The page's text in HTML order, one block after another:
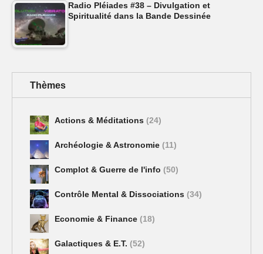
Radio Pléiades #38 – Divulgation et
Spiritualité dans la Bande Dessinée
Thèmes
Actions & Méditations (24)
Archéologie & Astronomie (11)
Complot & Guerre de l'info (50)
Contrôle Mental & Dissociations (34)
Economie & Finance (18)
Galactiques & E.T. (52)